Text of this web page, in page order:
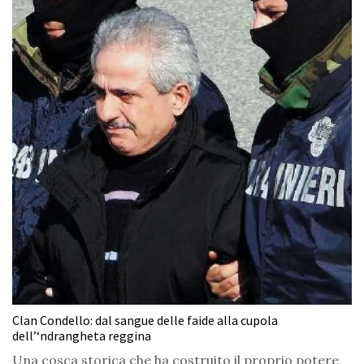
Clan Condello: dal sangue delle faide alla cupola
dell’‘ndrangheta reggina
Una cosca storica che ha costruito il proprio potere